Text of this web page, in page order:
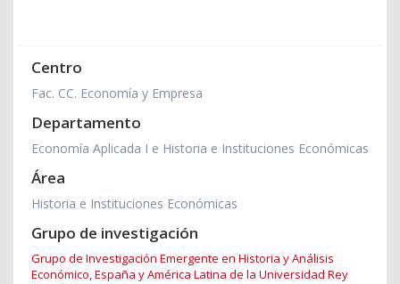
Centro
Fac. CC. Economía y Empresa
Departamento
Economía Aplicada I e Historia e Instituciones Económicas
Área
Historia e Instituciones Económicas
Grupo de investigación
Grupo de Investigación Emergente en Historia y Análisis
Económico, España y América Latina de la Universidad Rey